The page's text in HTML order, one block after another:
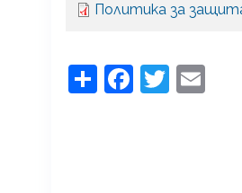
Политика за
Share